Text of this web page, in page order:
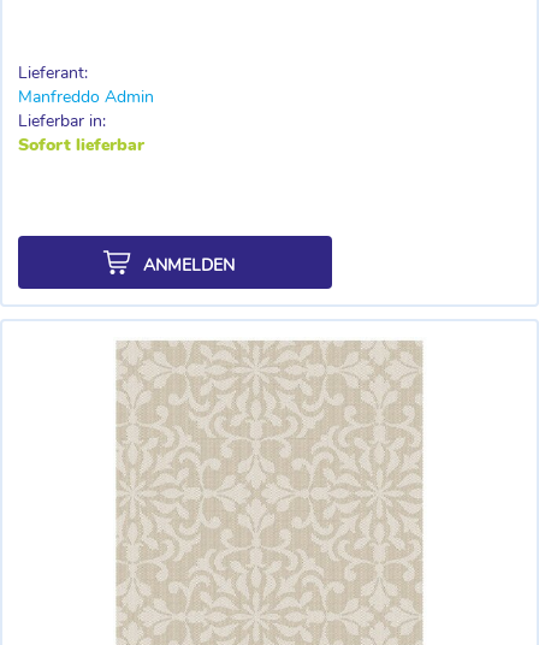
Lieferant:
Manfreddo Admin
Lieferbar in:
Sofort lieferbar
ANMELDEN